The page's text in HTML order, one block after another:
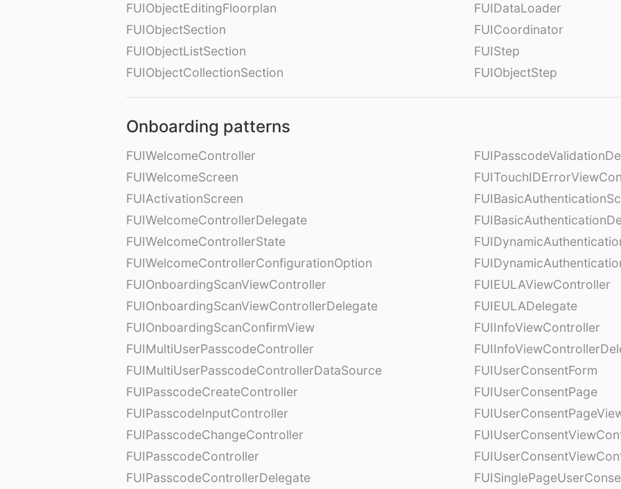
FUIObjectEditingFloorplan
FUIObjectSection
FUIObjectListSection
FUIObjectCollectionSection
FUIDataLoader
FUICoordinator
FUIStep
FUIObjectStep
Onboarding patterns
FUIWelcomeController
FUIWelcomeScreen
FUIActivationScreen
FUIWelcomeControllerDelegate
FUIWelcomeControllerState
FUIWelcomeControllerConfigurationOption
FUIOnboardingScanViewController
FUIOnboardingScanViewControllerDelegate
FUIOnboardingScanConfirmView
FUIMultiUserPasscodeController
FUIMultiUserPasscodeControllerDataSource
FUIPasscodeCreateController
FUIPasscodeInputController
FUIPasscodeChangeController
FUIPasscodeController
FUIPasscodeControllerDelegate
FUIEULAViewController
FUIEULADelegate
FUIInfoViewController
FUIUserConsentForm
FUIUserConsentPage